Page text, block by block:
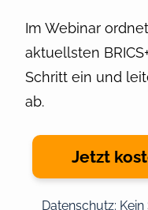
Im Webinar
aktuellsten
Schritt ein und
ab.
Jetzt
Datenschutz: